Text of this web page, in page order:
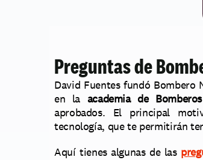
Preguntas de
David Fuentes fundó Bombero
en la academia de
aprobados. El principal
tecnología, que te permitirán
Aquí tienes algunas de las